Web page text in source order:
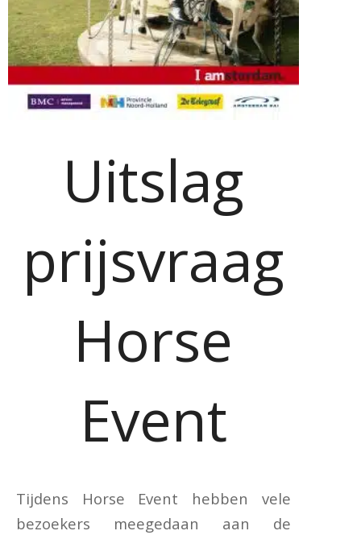
Uitslag
prijsvraag
Horse
Event
Tijdens Horse Event hebben vele
bezoekers meegedaan aan de